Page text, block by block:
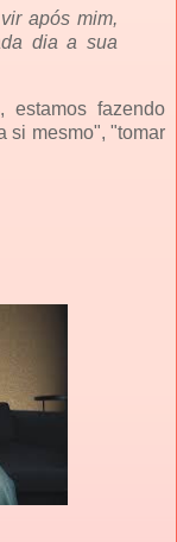
após mim,
dia a sua
estamos fazendo
si mesmo", "tomar